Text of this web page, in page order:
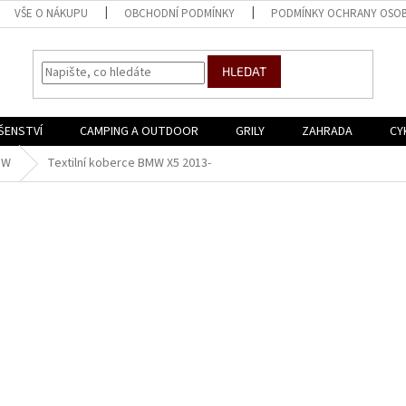
VŠE O NÁKUPU OBCHODNÍ PODMÍNKY PODMÍNKY OCHRANY
HLEDAT
CAMPING A OUTDOOR GRILY ZAHRADA
Textilní koberce BMW X5 2013-